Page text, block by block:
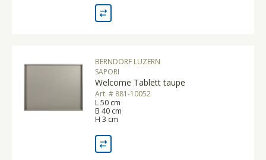
BERNDORF LUZERN
SAPORI
Welcome Tablett taupe
Art. # 881-10052
L 50 cm
B 40 cm
H 3 cm